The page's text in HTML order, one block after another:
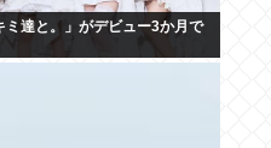
達と。」がデビュー3か月で